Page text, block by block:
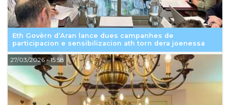
Eth Govèrn d’Aran lance dues campanhes de
participacion e sensibilizacion ath torn dera joenessa
27/03/2026- 15:58